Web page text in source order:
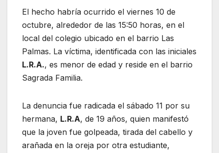
El hecho habría ocurrido el viernes 10 de
octubre, alrededor de las 15:50 horas, en el
local del colegio ubicado en el barrio Las
Palmas. La víctima, identificada con las iniciales
L.R.A., es menor de edad y reside en el barrio
Sagrada Familia.
La denuncia fue radicada el sábado 11 por su
hermana, L.R.A, de 19 años, quien manifestó
que la joven fue golpeada, tirada del cabello y
arañada en la oreja por otra estudiante,